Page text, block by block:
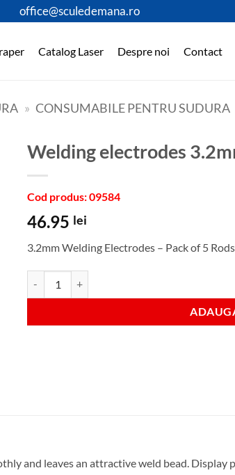
office@sculedemana.ro
Catalog Laser Despre noi Contact
» CONSUMABILE PENTRU SUDURA
welding electrodes
Cod produs: 09584
46.95 lei
3.2mm Welding Electrodes – Pack of 5 Rods
and leaves an attractive weld bead. Display